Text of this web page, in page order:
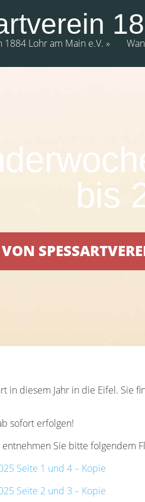
1884 Lohr am Main e.V.
bis
VON
in diesem Jahr in die Eifel. Sie
sofort erfolgen!
Sie bitte folgendem
Seite 1 und 4 – Kopie
Seite 2 und 3 – Kopie